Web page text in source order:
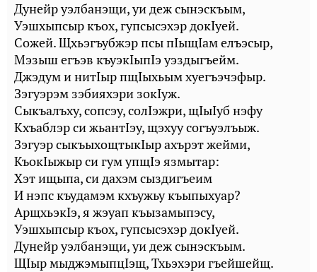
Дунейр уэлбанэщи, уи деж сынэскъым,
Уэшхыпсыр къох, гупсысэхэр докIуей.
Сожей. Щхьэгъубжэр псы пIыщIам елъэсыр,
Мэзыш егъэв къуэкIыпIэ уэздыгъейм.
Джэдум и нитIыр пщIыхьым хуегъэчэфыр.
Зэгуэрэм зэбияхэри зокIуж.
Сыкъалъху, сопсэу, солIэжри, щIыIуб нэфу
Кхъаблэр си жьантIэу, щэхуу согъуэлъыж.
Зэгуэр сыкъыхощтыкIыр ахърэт жейми,
КъокIыжыр си гум упщIэ язмытар:
Хэт ищыпа, си дахэм сыздигъеим
И нэпс къудамэм кхъужьу къыпыхуар?
АрщхьэкIэ, я жэуап къызамыпэсу,
Уэшхыпсыр къох, гупсысэхэр докIуей.
Дунейр уэлбанэщи, уи деж сынэскъым.
ЩIыр мыджэмыпцIэщ, Тхьэхэри гъейшейщ.